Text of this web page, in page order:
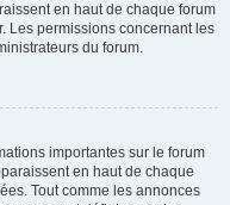
en haut de chaque forum
Les permissions concernant les
du forum.
importantes sur le forum
en haut de chaque
Tout comme les annonces